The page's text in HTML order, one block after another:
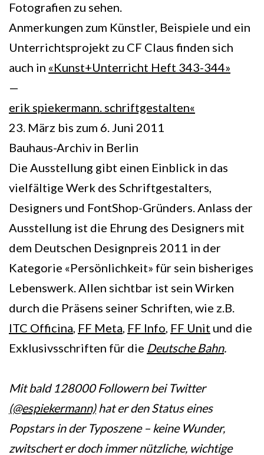
Fotografien zu sehen.
Anmerkungen zum Künstler, Beispiele und ein
Unterrichtsprojekt zu CF Claus finden sich
auch in «Kunst+Unterricht Heft 343-344»
—
erik spiekermann. schriftgestalten«
23. März bis zum 6. Juni 2011
Bauhaus-Archiv in Berlin
Die Ausstellung gibt einen Einblick in das
vielfältige Werk des Schriftgestalters,
Designers und FontShop-Gründers. Anlass der
Ausstellung ist die Ehrung des Designers mit
dem Deutschen Designpreis 2011 in der
Kategorie «Persönlichkeit» für sein bisheriges
Lebenswerk. Allen sichtbar ist sein Wirken
durch die Präsens seiner Schriften, wie z.B.
ITC Officina FF Meta FF Info FF Unit und die
Exklusivsschriften für die Deutsche Bahn.
Mit bald 128000 Followern bei Twitter
(@espiekermann)hat er den Status eines
Popstars in der Typoszene – keine Wunder,
zwitschert er doch immer nützliche, wichtige